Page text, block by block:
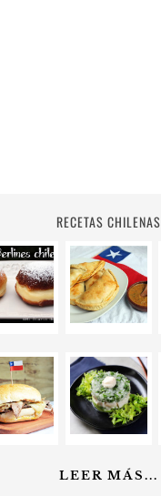
RECETAS CHILENAS
LEER MÁS...